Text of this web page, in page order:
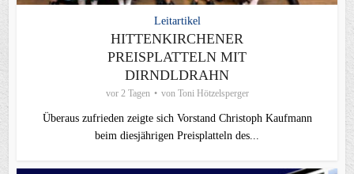
Leitartikel
HITTENKIRCHENER
PREISPLATTELN MIT
DIRNDLDRAHN
vor 2 Tagen von Toni Hötzelsperger
Überaus zufrieden zeigte sich Vorstand Christoph Kaufmann
beim diesjährigen Preisplatteln des...